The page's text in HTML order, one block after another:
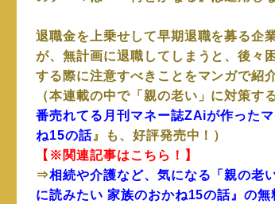
退職金を上乗せして早期退職を募る企
が、無計画に退職してしまうと、後々
する際に注意すべきことをマンガで紹
（本連載の中で「親の老い」に対策
番売れてる月刊マネー誌ZAiが作った
ね15の話』も、好評発売中！）
【※関連記事はこちら！】
⇒相続や介護など、気になる「親の老
に読みたい 家族のおかね15の話』の